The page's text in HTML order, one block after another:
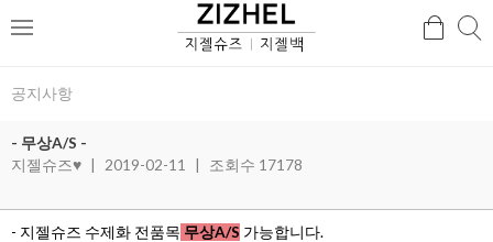
메
검
공지사항
- 무상A/S -
지젤슈즈♥
2019-02-11 조회수 17178
- 지젤슈즈 수제화 전품목 무상A/S 가능합니다.